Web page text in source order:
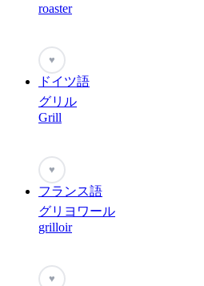
roaster
♥
ドイツ語
グリル
Grill
♥
フランス語
グリヨワール
grilloir
♥